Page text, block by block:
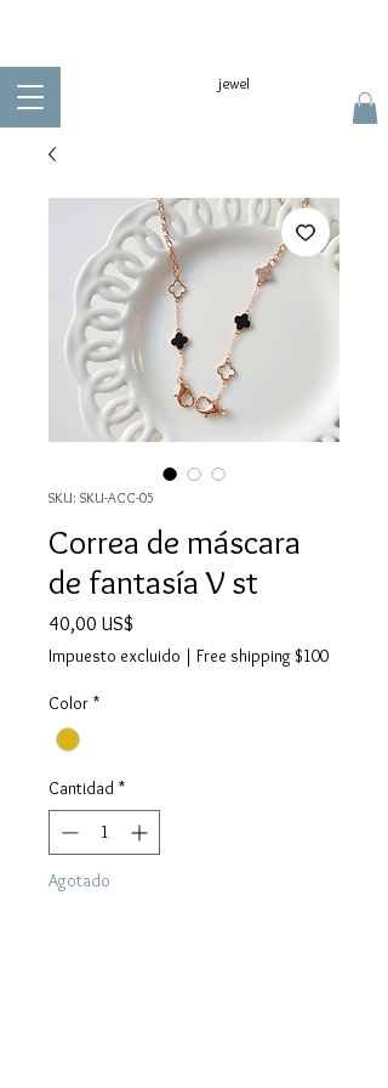
jewel
SKU: SKU-ACC-05
Correa de máscara
de fantasía V st
40,00 US$
Impuesto excluido | Free shipping $100
Color *
Cantidad *
Agotado